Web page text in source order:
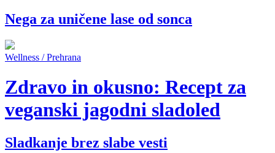
Nega za uničene lase od sonca
Wellness / Prehrana
Zdravo in okusno: Recept za
veganski jagodni sladoled
Sladkanje brez slabe vesti